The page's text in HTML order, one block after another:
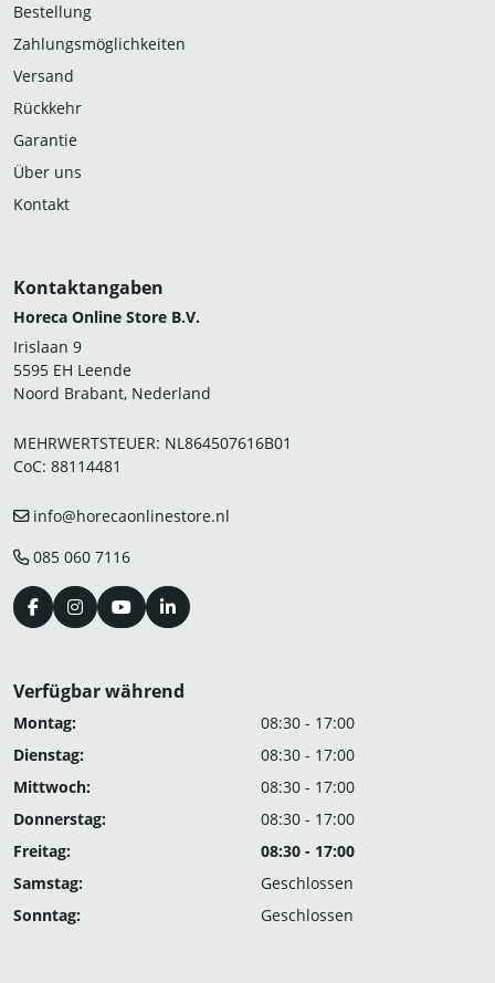
Bestellung
Zahlungsmöglichkeiten
Versand
Rückkehr
Garantie
Über uns
Kontakt
Kontaktangaben
Horeca Online Store B.V.
Irislaan 9
5595 EH Leende
Noord Brabant, Nederland
MEHRWERTSTEUER: NL864507616B01
CoC: 88114481
info@horecaonlinestore.nl
085 060 7116
Verfügbar während
Montag:
08:30 - 17:00
Dienstag:
08:30 - 17:00
Mittwoch:
08:30 - 17:00
Donnerstag:
08:30 - 17:00
Freitag:
08:30 - 17:00
Samstag:
Geschlossen
Sonntag:
Geschlossen